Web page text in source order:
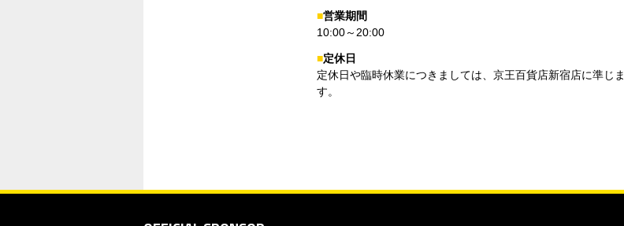
■営業期間
10:00～20:00
■定休日
定休日や臨時休業につきましては、京王百貨店新宿店に準じま
す。